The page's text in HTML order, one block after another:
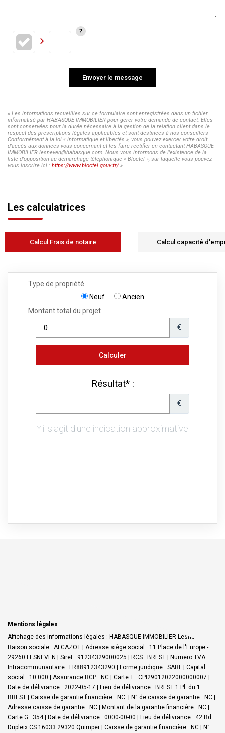
Envoyer le message
« Les informations recueillies sur ce formulaire sont enregistrées dans un fichier
informatisé par HABASQUE IMMOBILIER pour gérer votre demande de contact. Elles
sont conservées pour la durée nécessaire à la gestion de la relation client dans le
respect des prescriptions légales applicables et sont destinées à nos conseillers
Conformément à la loi « informatique et libertés », vous pouvez exercer votre droit
d'accès aux données vous concernant et les faire rectifier en contactant HABASQUE
IMMOBILIER lesneven@habasque.com. Nous vous informons de l'existence de la
liste d'opposition au démarchage téléphonique « Bloctel », sur laquelle vous pouvez
vous inscrire ici : https://www.bloctel.gouv.fr/»
Les calculatrices
Calcul Frais de notaire Calcul capacité
Mentions légales
Affichage des informations légales : HABASQUE IMMOBILIER Lesneven |
Raison sociale : ALCAZOT | Adresse siège social : 11 Place de l'Europe -
29260 LESNEVEN | Siret : 91234329000025 | RCS : BREST | Numero TVA
Intracommunautaire : FR88912343290 | Forme juridique : SARL | Capital
social : 10 000 | Assurance RCP : NC | Carte T : CPI29012022000000007 |
Date de délivrance : 2022-05-17 | Lieu de délivrance : BREST 1 Pl. du 1
BREST | Caisse de garantie financière : NC. | N° de caisse de garantie : NC |
Adresse caisse de garantie : NC | Montant de la garantie financière : NC |
Carte G : 354 | Date de délivrance : 0000-00-00 | Lieu de délivrance : 42 Bd
Dupleix CS 16033 29320 Quimper | Caisse de garantie financière : NC | N°